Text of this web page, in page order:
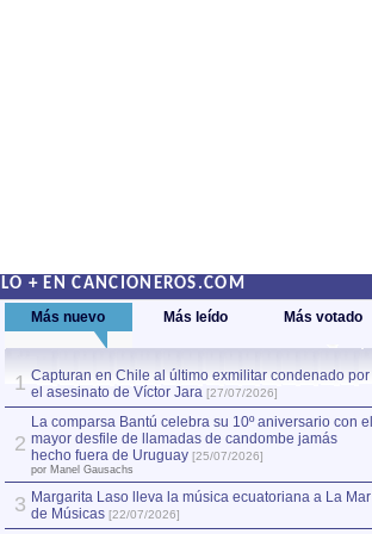
LO + EN CANCIONEROS.COM
Más nuevo Más leído Más votado
1 Capturan en Chile al último exmilitar condenado por
el asesinato de Víctor Jara [27/07/2026]
2
La comparsa Bantú celebra su 10º aniversario con el
mayor desfile de llamadas de candombe jamás
hecho fuera de Uruguay [25/07/2026]
por Manel Gausachs
3 Margarita Laso lleva la música ecuatoriana a La Mar
de Músicas [22/07/2026]